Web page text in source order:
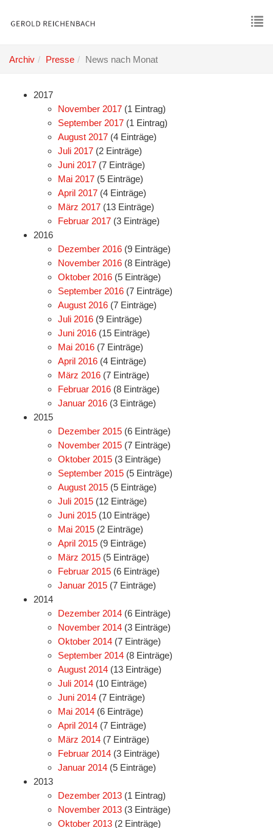
Archiv Presse News nach Monat
2017
November 2017 (1 Eintrag)
September 2017 (1 Eintrag)
August 2017 (4 Einträge)
Juli 2017 (2 Einträge)
Juni 2017 (7 Einträge)
Mai 2017 (5 Einträge)
April 2017 (4 Einträge)
März 2017 (13 Einträge)
Februar 2017 (3 Einträge)
2016
Dezember 2016 (9 Einträge)
November 2016 (8 Einträge)
Oktober 2016 (5 Einträge)
September 2016 (7 Einträge)
August 2016 (7 Einträge)
Juli 2016 (9 Einträge)
Juni 2016 (15 Einträge)
Mai 2016 (7 Einträge)
April 2016 (4 Einträge)
März 2016 (7 Einträge)
Februar 2016 (8 Einträge)
Januar 2016 (3 Einträge)
2015
Dezember 2015 (6 Einträge)
November 2015 (7 Einträge)
Oktober 2015 (3 Einträge)
September 2015 (5 Einträge)
August 2015 (5 Einträge)
Juli 2015 (12 Einträge)
Juni 2015 (10 Einträge)
Mai 2015 (2 Einträge)
April 2015 (9 Einträge)
März 2015 (5 Einträge)
Februar 2015 (6 Einträge)
Januar 2015 (7 Einträge)
2014
Dezember 2014 (6 Einträge)
November 2014 (3 Einträge)
Oktober 2014 (7 Einträge)
September 2014 (8 Einträge)
August 2014 (13 Einträge)
Juli 2014 (10 Einträge)
Juni 2014 (7 Einträge)
Mai 2014 (6 Einträge)
April 2014 (7 Einträge)
März 2014 (7 Einträge)
Februar 2014 (3 Einträge)
Januar 2014 (5 Einträge)
2013
Dezember 2013 (1 Eintrag)
November 2013 (3 Einträge)
Oktober 2013 (2 Einträge)